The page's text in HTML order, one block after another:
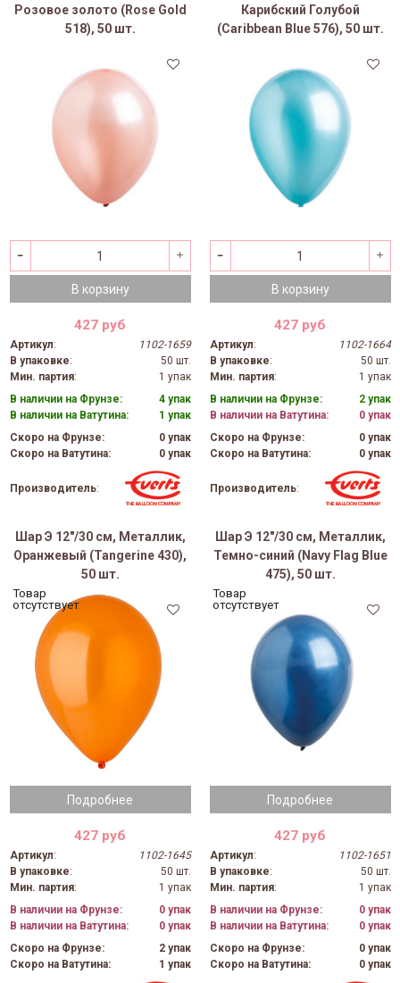
Розовое золото (Rose Gold
518), 50 шт.
В корзину
427 руб
Артикул:
1102-1659
В упаковке:
50 шт.
Мин. партия:
1 упак
В наличии на Фрунзе:
4 упак
В наличии на Ватутина:
1 упак
Скоро на Фрунзе:
0 упак
Скоро на Ватутина:
0 упак
Производитель:
Карибский Голубой
(Caribbean Blue 576), 50 шт.
В корзину
427 руб
Артикул:
1102-1664
В упаковке:
50 шт.
Мин. партия:
1 упак
В наличии на Фрунзе:
2 упак
В наличии на Ватутина:
0 упак
Скоро на Фрунзе:
0 упак
Скоро на Ватутина:
0 упак
Производитель:
Шар Э 12"/30 см, Металлик,
Оранжевый (Tangerine 430),
50 шт.
Подробнее
Товар
отсутствует
427 руб
Артикул:
1102-1645
В упаковке:
50 шт.
Мин. партия:
1 упак
В наличии на Фрунзе:
0 упак
В наличии на Ватутина:
0 упак
Скоро на Фрунзе:
2 упак
Скоро на Ватутина:
1 упак
Шар Э 12"/30 см, Металлик,
Темно-синий (Navy Flag Blue
475), 50 шт.
Подробнее
Товар
отсутствует
427 руб
Артикул:
1102-1651
В упаковке:
50 шт.
Мин. партия:
1 упак
В наличии на Фрунзе:
0 упак
В наличии на Ватутина:
0 упак
Скоро на Фрунзе:
0 упак
Скоро на Ватутина:
0 упак